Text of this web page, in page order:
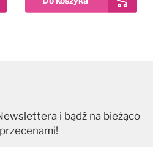
i bądź na bieżąco